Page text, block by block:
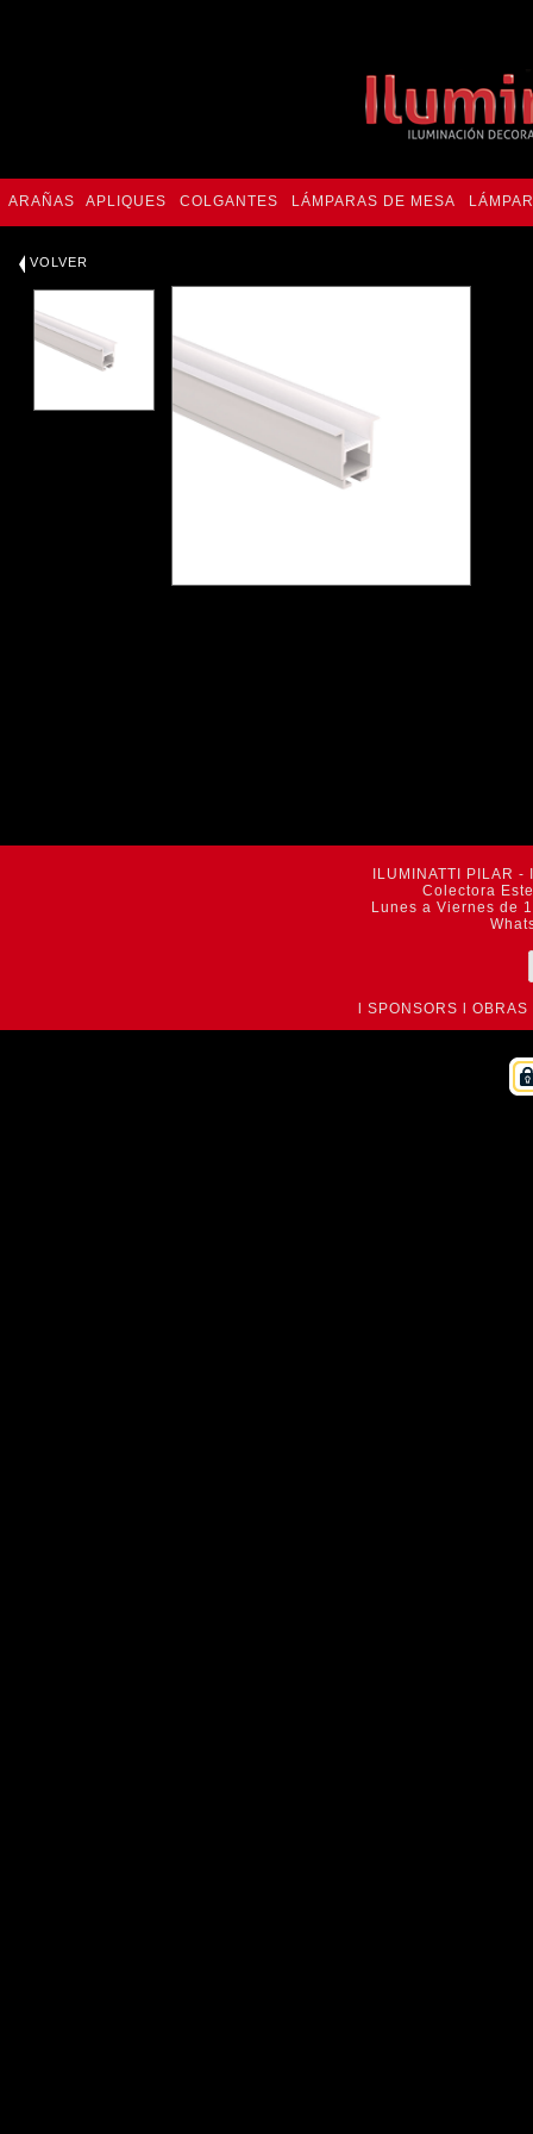
ARAÑAS APLIQUES COLGANTES LÁMPARAS DE MESA
VOLVER
ILUMINATTI PILAR
Colectora
Lunes a Viernes de
lSPONSORS lOBRAS